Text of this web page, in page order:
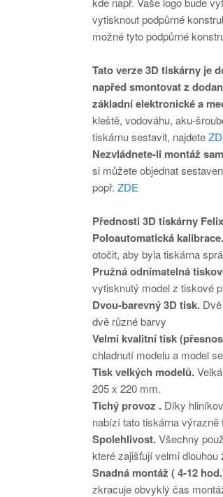
vytisknout podpůrné
možné tyto podpůrné
Tato verze 3D tiskárny je
napřed smontovat z
základní elektronické a
kleště, vodováhu, aku-
tiskárnu sestavit, najdete
Nezvládnete-li montáž
si můžete objednat
popř. ZDE
Přednosti 3D tiskárny
Poloautomatická kalibrace.
otočit, aby byla tiskárna
Pružná odnímatelná
vytisknutý model z tiskové
Dvou-barevný 3D tisk.
dvě různé barvy
Velmi kvalitní tisk
chladnutí modelu a model
Tisk velkých modelů.
205 x 220 mm.
Tichý provoz . Díky
nabízí tato tiskárna
Spolehlivost.Všechny
které zajišťují velmi dlouhou
Snadná montáž ( 4-12
zkracuje obvyklý čas